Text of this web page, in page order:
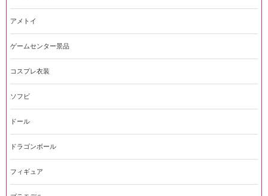
アメトイ
ゲームセンター景品
コスプレ衣装
ソフビ
ドール
ドラゴンボール
フィギュア